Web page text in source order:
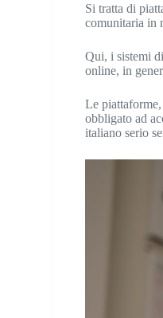
Si tratta di
comunitaria in
Qui, i sistemi
online, in
Le
obbligato ad
italiano serio